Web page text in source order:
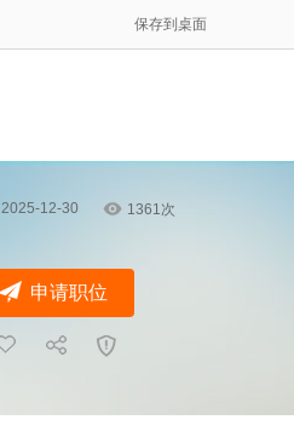
保存到桌面
2025-12-30 1361次
申请职位